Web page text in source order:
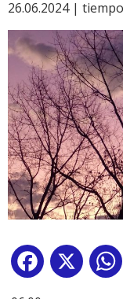
26.06.2024 |
Facebook
X